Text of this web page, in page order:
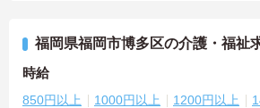
福岡県福岡市博多区の介護・福祉
時給
850円以上 1000円以上 1200円以上